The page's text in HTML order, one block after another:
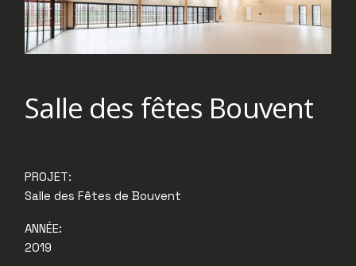
Salle des fêtes Bouvent
PROJET:
Salle des Fêtes de Bouvent
ANNÉE:
2019